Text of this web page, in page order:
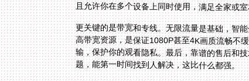
且允许你在多个设备上同时使用，满足全家或
更关键的是带宽和专线。无限流量是基础，智
高带宽资源，是保证1080P甚至4K画质流畅
输，保护你的观看隐私。最后，靠谱的售后
题，能第一时间找到人解决，这比什么都强。